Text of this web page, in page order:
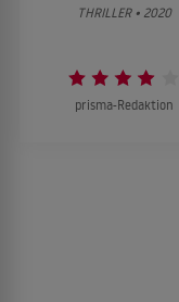
THRILLER • 2020
prisma-Redaktion